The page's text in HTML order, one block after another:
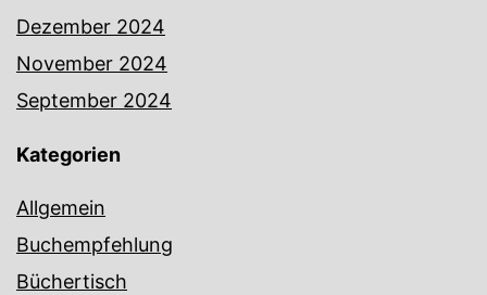
Dezember 2024
November 2024
September 2024
Kategorien
Allgemein
Buchempfehlung
Büchertisch